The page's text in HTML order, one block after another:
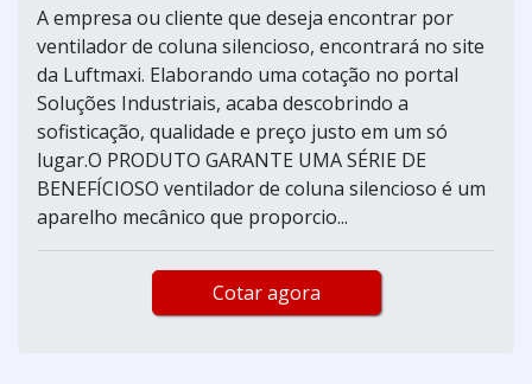
A empresa ou cliente que deseja encontrar por
ventilador de coluna silencioso, encontrará no site
da Luftmaxi. Elaborando uma cotação no portal
Soluções Industriais, acaba descobrindo a
sofisticação, qualidade e preço justo em um só
lugar.O PRODUTO GARANTE UMA SÉRIE DE
BENEFÍCIOSO ventilador de coluna silencioso é um
aparelho mecânico que proporcio...
Cotar agora